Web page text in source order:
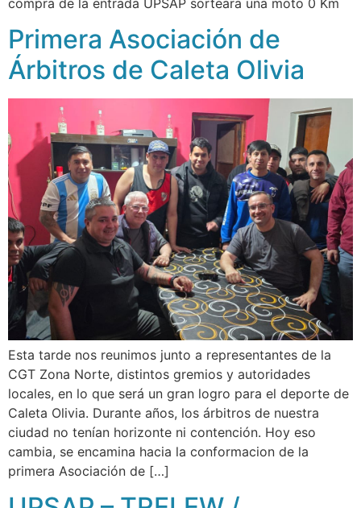
Primera Asociación de
Árbitros de Caleta Olivia
Esta tarde nos reunimos junto a representantes de la
CGT Zona Norte, distintos gremios y autoridades
locales, en lo que será un gran logro para el deporte de
Caleta Olivia. Durante años, los árbitros de nuestra
ciudad no tenían horizonte ni contención. Hoy eso
cambia, se encamina hacia la conformacion de la
primera Asociación de […]